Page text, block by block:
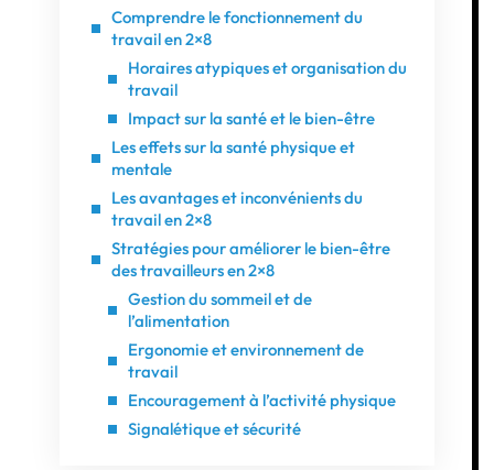
Comprendre le fonctionnement du
travail en 2×8
Horaires atypiques et organisation du
travail
Impact sur la santé et le bien-être
Les effets sur la santé physique et
mentale
Les avantages et inconvénients du
travail en 2×8
Stratégies pour améliorer le bien-être
des travailleurs en 2×8
Gestion du sommeil et de
l’alimentation
Ergonomie et environnement de
travail
Encouragement à l’activité physique
Signalétique et sécurité